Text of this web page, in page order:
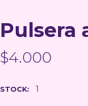
Pulsera
$4.000
STOCK: 1